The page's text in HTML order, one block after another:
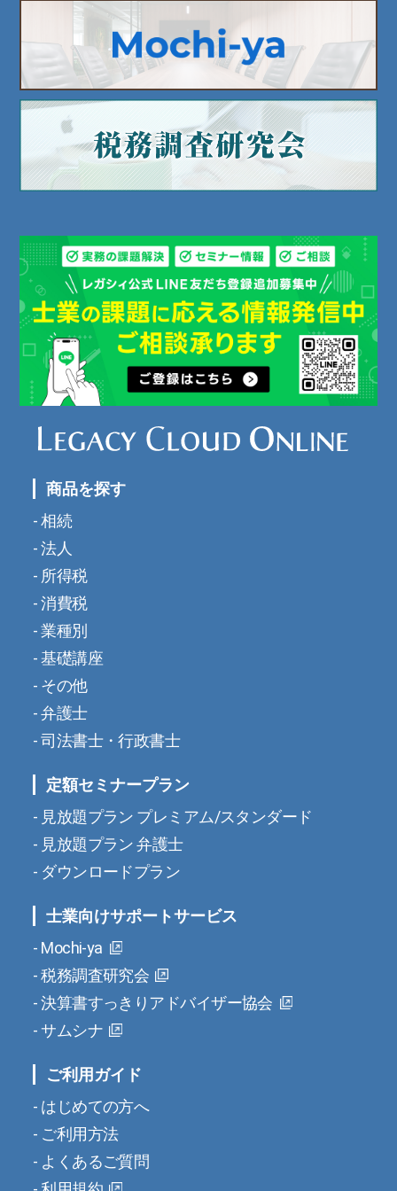
商品を探す
相続
法人
所得税
消費税
業種別
基礎講座
その他
弁護士
司法書士・行政書士
定額セミナープラン
見放題プラン プレミアム/スタンダード
見放題プラン 弁護士
ダウンロードプラン
士業向けサポートサービス
Mochi-ya
税務調査研究会
決算書すっきりアドバイザー協会
サムシナ
ご利用ガイド
はじめての方へ
ご利用方法
よくあるご質問